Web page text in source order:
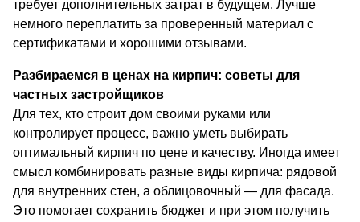
требует дополнительных затрат в будущем. Лучше
немного переплатить за проверенный материал с
сертификатами и хорошими отзывами.
Разбираемся в ценах на кирпич: советы для
частных застройщиков
Для тех, кто строит дом своими руками или
контролирует процесс, важно уметь выбирать
оптимальный кирпич по цене и качеству. Иногда имеет
смысл комбинировать разные виды кирпича: рядовой
для внутренних стен, а облицовочный — для фасада.
Это помогает сохранить бюджет и при этом получить